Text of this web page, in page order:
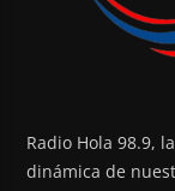
Radio Hola 98.9,
dinámica de